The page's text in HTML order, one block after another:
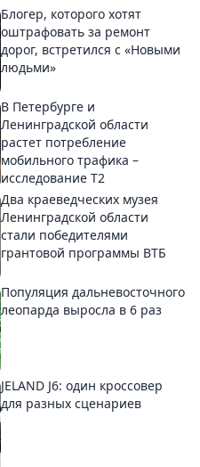
Блогер, которого хотят
оштрафовать за ремонт
дорог, встретился с «Новыми
людьми»
В Петербурге и
Ленинградской области
растет потребление
мобильного трафика –
исследование T2
Два краеведческих музея
Ленинградской области
стали победителями
грантовой программы ВТБ
Популяция дальневосточного
леопарда выросла в 6 раз
JELAND J6: один кроссовер
для разных сценариев